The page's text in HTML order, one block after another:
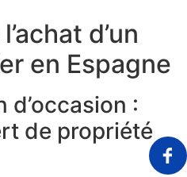
d’un
en Espagne
d’occasion :
de propriété